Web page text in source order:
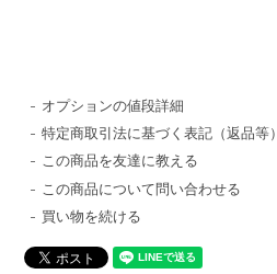
オプションの値段詳細
特定商取引法に基づく表記（返品等）
この商品を友達に教える
この商品について問い合わせる
買い物を続ける